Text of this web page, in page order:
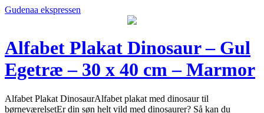
Gudenaa ekspressen
Alfabet Plakat Dinosaur – Gul
Egetræ – 30 x 40 cm – Marmor
Alfabet Plakat DinosaurAlfabet plakat med dinosaur til
børneværelsetEr din søn helt vild med dinosaurer? Så kan du